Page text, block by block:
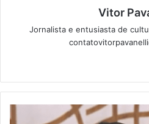
Vitor
Jornalista e entusiasta de